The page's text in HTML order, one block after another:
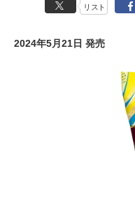
リスト
2024年5月21日 発売